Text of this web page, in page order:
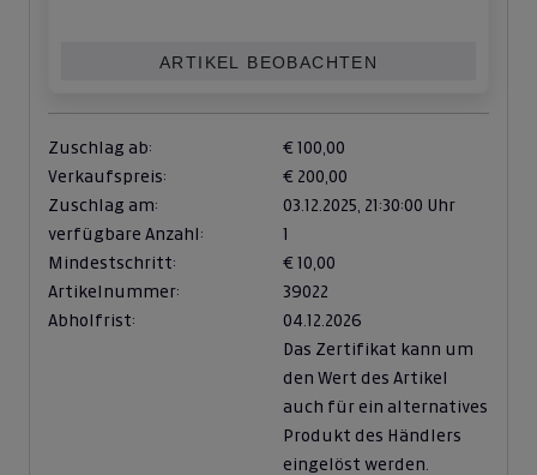
ARTIKEL BEOBACHTEN
Zuschlag ab:
€ 100,00
Verkaufspreis:
€ 200,00
Zuschlag am:
03.12.2025, 21:30:00 Uhr
verfügbare Anzahl:
1
Mindestschritt:
€ 10,00
Artikelnummer:
39022
Abholfrist:
04.12.2026
Das Zertifikat kann um
den Wert des Artikel
auch für ein alternatives
Produkt des Händlers
eingelöst werden.